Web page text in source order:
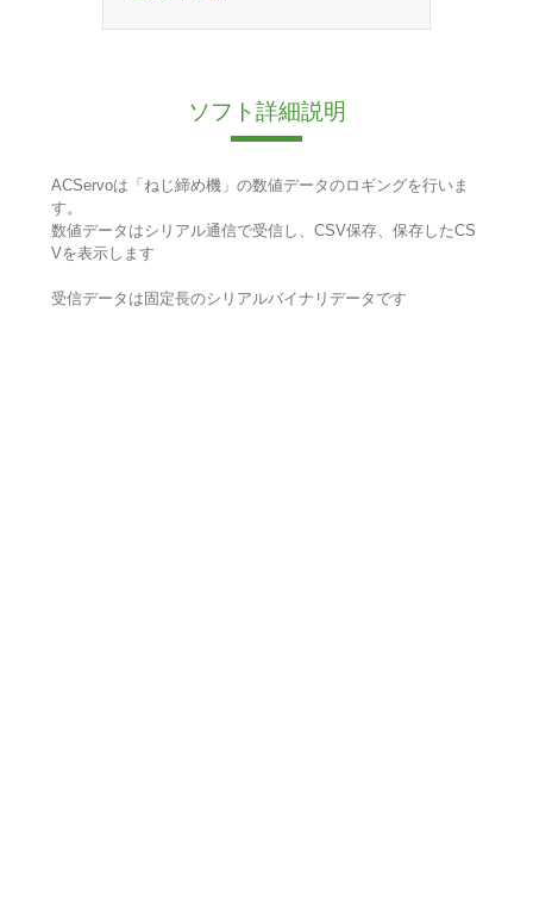
ソフト詳細説明
ACServoは「ねじ締め機」の数値データのロギングを行いま
す。
数値データはシリアル通信で受信し、CSV保存、保存したCS
Vを表示します
受信データは固定長のシリアルバイナリデータです